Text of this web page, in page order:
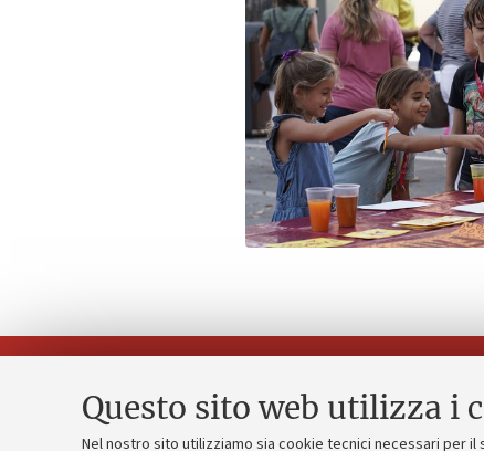
Questo sito web utilizza i
Nel nostro sito utilizziamo sia cookie tecnici necessari per